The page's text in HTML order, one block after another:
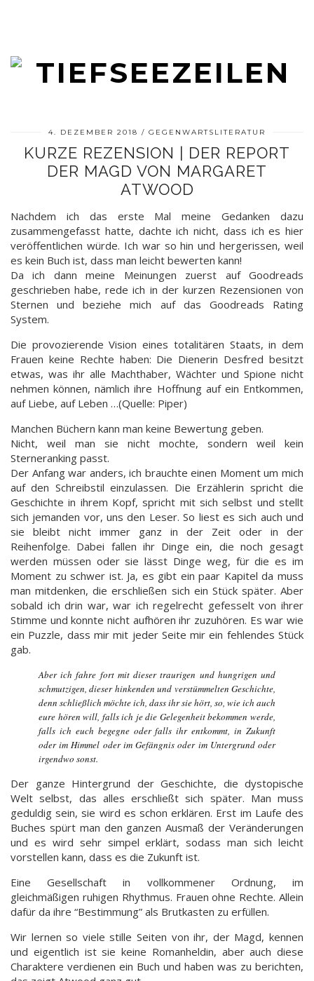
4. DEZEMBER 2018 GEGENWARTSLITERATUR
KURZE REZENSION | DER REPORT
DER MAGD VON MARGARET
ATWOOD
Nachdem ich das erste Mal meine Gedanken dazu
zusammengefasst hatte, dachte ich nicht, dass ich es hier
veröffentlichen würde. Ich war so hin und hergerissen, weil
es kein Buch ist, dass man leicht bewerten kann!
Da ich dann meine Meinungen zuerst auf Goodreads
geschrieben habe, rede ich in der kurzen Rezensionen von
Sternen und beziehe mich auf das Goodreads Rating
System.
Die provozierende Vision eines totalitären Staats, in dem
Frauen keine Rechte haben: Die Dienerin Desfred besitzt
etwas, was ihr alle Machthaber, Wächter und Spione nicht
nehmen können, nämlich ihre Hoffnung auf ein Entkommen,
auf Liebe, auf Leben …(Quelle: Piper)
Manchen Büchern kann man keine Bewertung geben.
Nicht, weil man sie nicht mochte, sondern weil kein
Sterneranking passt.
Der Anfang war anders, ich brauchte einen Moment um mich
auf den Schreibstil einzulassen. Die Erzählerin spricht die
Geschichte in ihrem Kopf, spricht mit sich selbst und stellt
sich jemanden vor, uns den Leser. So liest es sich auch und
sie bleibt nicht immer ganz in der Zeit oder in der
Reihenfolge. Dabei fallen ihr Dinge ein, die noch gesagt
werden müssen oder sie lässt Dinge weg, für die es im
Moment zu schwer ist. Ja, es gibt ein paar Kapitel da muss
man mitdenken, die erschließen sich ein Stück später. Aber
sobald ich drin war, war ich regelrecht gefesselt von ihrer
Stimme und konnte nicht aufhören ihr zuzuhören. Es war wie
ein Puzzle, dass mir mit jeder Seite mir ein fehlendes Stück
gab.
Aber ich fahre fort mit dieser traurigen und hungrigen und
schmutzigen, dieser hinkenden und verstümmelten Geschichte,
denn schließlich möchte ich, dass ihr sie hört, so, wie ich auch
eure hören will, falls ich je die Gelegenheit bekommen werde,
falls ich euch begegne oder falls ihr entkommt, in Zukunft
oder im Himmel oder im Gefängnis oder im Untergrund oder
irgendwo sonst.
Der ganze Hintergrund der Geschichte, die dystopische
Welt selbst, das alles erschließt sich später. Man muss
geduldig sein, sie wird es schon erklären. Erst im Laufe des
Buches spürt man den ganzen Ausmaß der Veränderungen
und es wird sehr simpel erklärt, sodass man sich leicht
vorstellen kann, dass es die Zukunft ist.
Eine Gesellschaft in vollkommener Ordnung, im
gleichmäßigen ruhigen Rhythmus. Frauen ohne Rechte. Allein
dafür da ihre “Bestimmung” als Brutkasten zu erfüllen.
Wir lernen so viele stille Seiten von ihr, der Magd, kennen
und eigentlich ist sie keine Romanheldin, aber auch diese
Charaktere verdienen ein Buch und haben was zu berichten,